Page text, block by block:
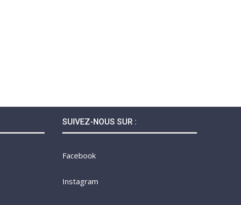
SUIVEZ-NOUS SUR :
Facebook
Instagram